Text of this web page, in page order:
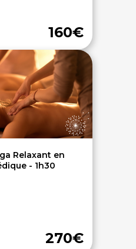
160€
Relaxant en
- 1h30
270€